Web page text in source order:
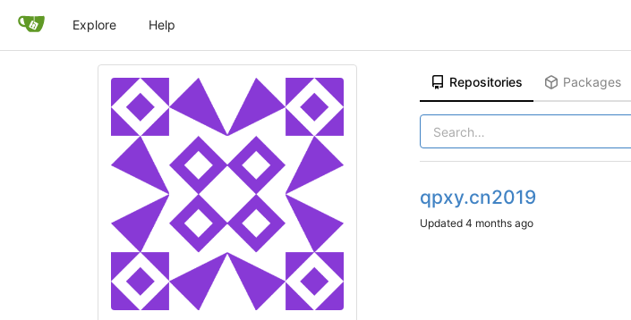
Explore Help
Repositories Packages
qpxy.cn2019
Updated4 months ago